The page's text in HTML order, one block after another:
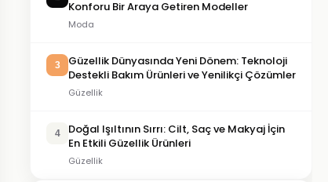
Konforu Bir Araya Getiren Modeller
Moda
3
Güzellik Dünyasında Yeni Dönem: Teknoloji
Destekli Bakım Ürünleri ve Yenilikçi Çözümler
Güzellik
4
Doğal Işıltının Sırrı: Cilt, Saç ve Makyaj İçin
En Etkili Güzellik Ürünleri
Güzellik